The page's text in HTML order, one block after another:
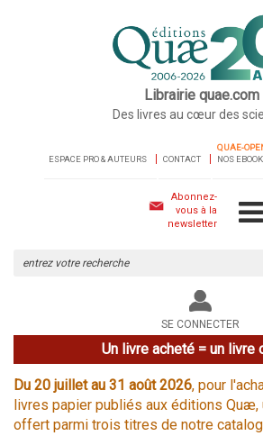
Librairie quae.com
Des livres au cœur des
ESPACE PRO & AUTEURS CONTACT
QUAE-
NOS
Abonnez-
vous à la
newsletter
le
site
SE CONNECTER
Un livre acheté = un livre
Du 20 juillet au 31 août 2026, pour
livres papier publiés aux éditions Quæ,
offert parmi trois titres de notre